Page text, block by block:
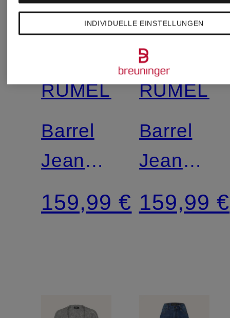
RUMELIS
Barrel
Jeans
YOANA
159,99 €
ELIAS
RUMELIS
Barrel
Jeans
YOANA
159,99 €
INDIVIDUELLE EINSTELLUNGEN